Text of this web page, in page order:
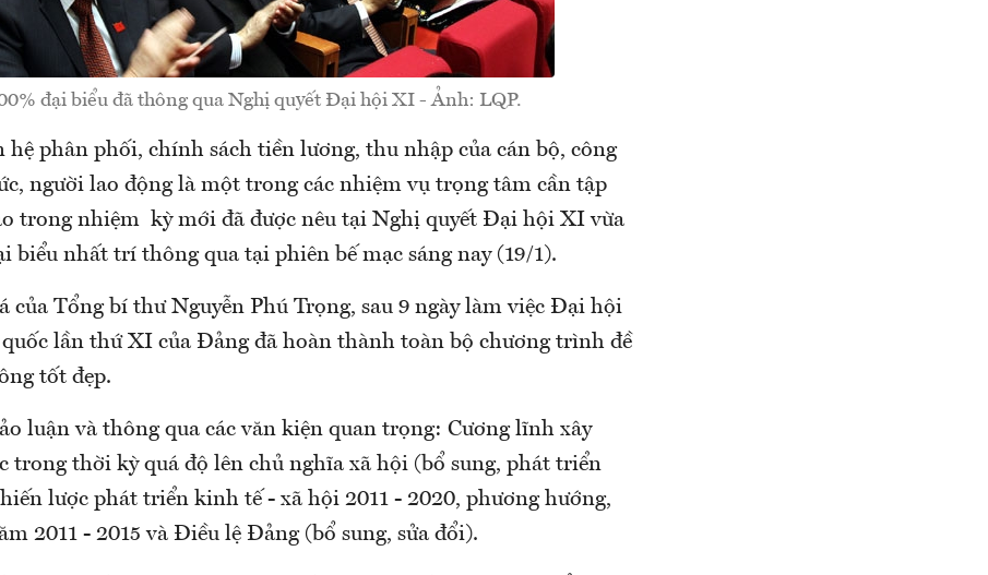
đại biểu đã thông qua Nghị quyết Đại hội XI - Ảnh: LQP.
phân phối, chính sách tiền lương, thu nhập của cán bộ, công
người lao động là một trong các nhiệm vụ trọng tâm cần tập
trong nhiệm kỳ mới đã được nêu tại Nghị quyết Đại hội XI vừa
biểu nhất trí thông qua tại phiên bế mạc sáng nay (19/1).
của Tổng bí thư Nguyễn Phú Trọng, sau 9 ngày làm việc Đại hội
lần thứ XI của Đảng đã hoàn thành toàn bộ chương trình đề
tốt đẹp.
luận và thông qua các văn kiện quan trọng: Cương lĩnh xây
trong thời kỳ quá độ lên chủ nghĩa xã hội (bổ sung, phát triển
lược phát triển kinh tế - xã hội 2011 - 2020, phương hướng,
2011 - 2015 và Điều lệ Đảng (bổ sung, sửa đổi).